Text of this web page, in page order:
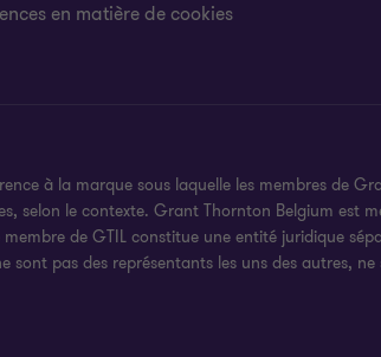
en matière de cookies
à la marque sous laquelle les membres de
selon le contexte. Grant Thornton Belgium est
de GTIL constitue une entité juridique
pas des représentants les uns des autres,